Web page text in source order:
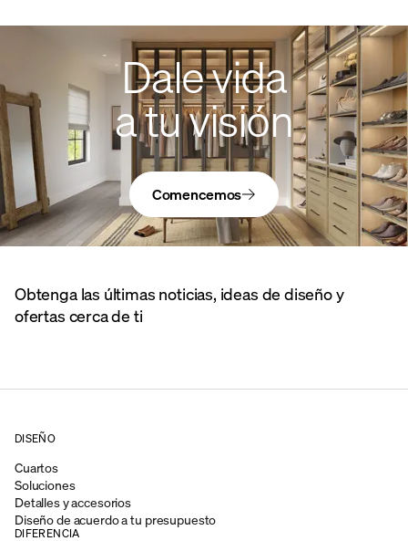
Dale vida
a tu visión
Comencemos
Obtenga las últimas noticias, ideas de diseño y
ofertas cerca de ti
DISEÑO
Cuartos
Soluciones
Detalles y accesorios
Diseño de acuerdo a tu presupuesto
DIFERENCIA